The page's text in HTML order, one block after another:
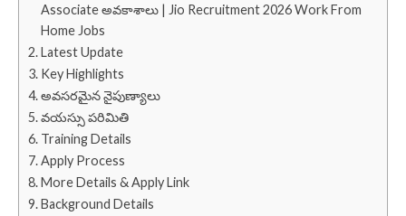
Associate అవకాశాలు | Jio Recruitment 2026 Work From
Home Jobs
Latest Update
Key Highlights
అవసరమైన నైపుణ్యాలు
వయస్సు పరిమితి
Training Details
Apply Process
More Details & Apply Link
Background Details